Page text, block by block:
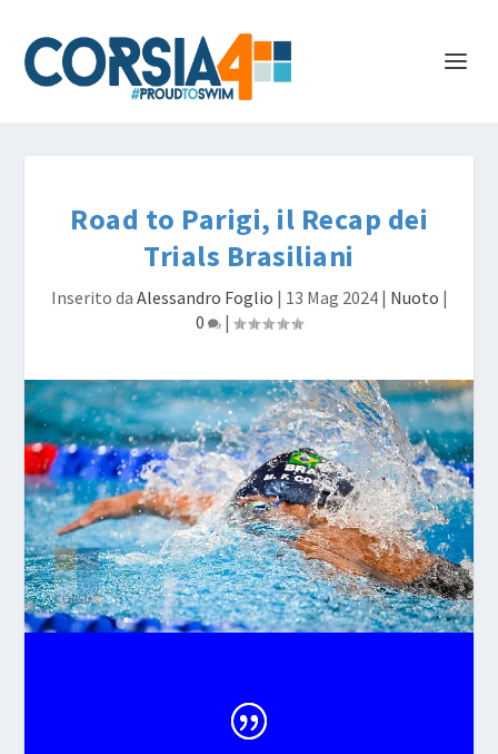
Road to Parigi, il Recap dei
Trials Brasiliani
Inserito da Alessandro Foglio | 13 Mag 2024| Nuoto |
0
|